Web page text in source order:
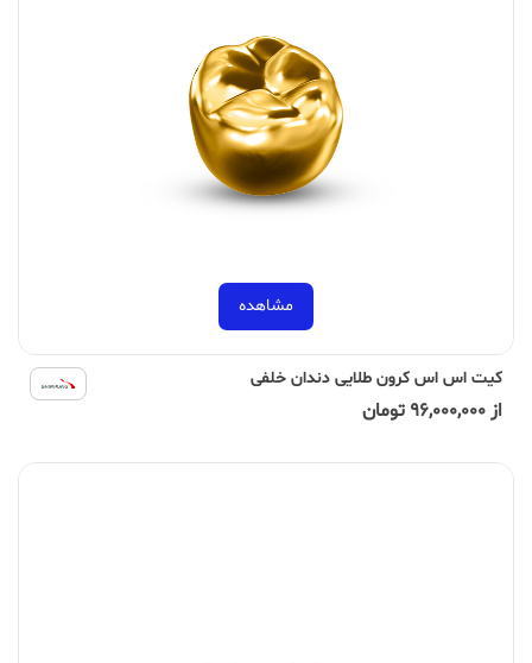
مشاهده
کیت اس اس کرون طلایی دندان خلفی
از 96,000,000 تومان